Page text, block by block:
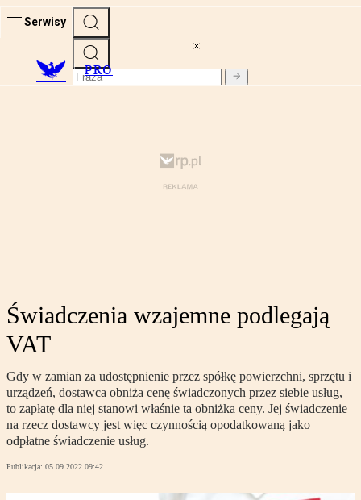
Serwisy
PRO
Świadczenia wzajemne podlegają
VAT
Gdy w zamian za udostępnienie przez spółkę powierzchni, sprzętu i
urządzeń, dostawca obniża cenę świadczonych przez siebie usług,
to zapłatę dla niej stanowi właśnie ta obniżka ceny. Jej świadczenie
na rzecz dostawcy jest więc czynnością opodatkowaną jako
odpłatne świadczenie usług.
Publikacja: 05.09.2022 09:42